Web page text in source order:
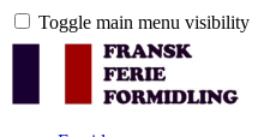
Toggle main menu visibility